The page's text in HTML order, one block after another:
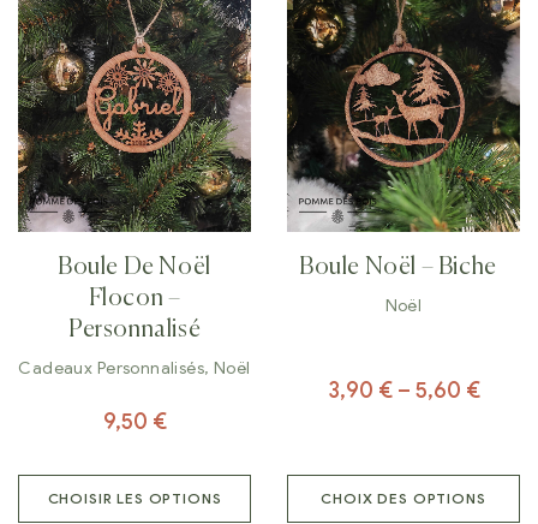
Boule De Noël
Flocon –
Personnalisé
Cadeaux Personnalisés, Noël
9,50 €
CHOISIR LES OPTIONS
Boule Noël – Biche
Noël
3,90 €– 5,60 €
CHOIX DES OPTIONS